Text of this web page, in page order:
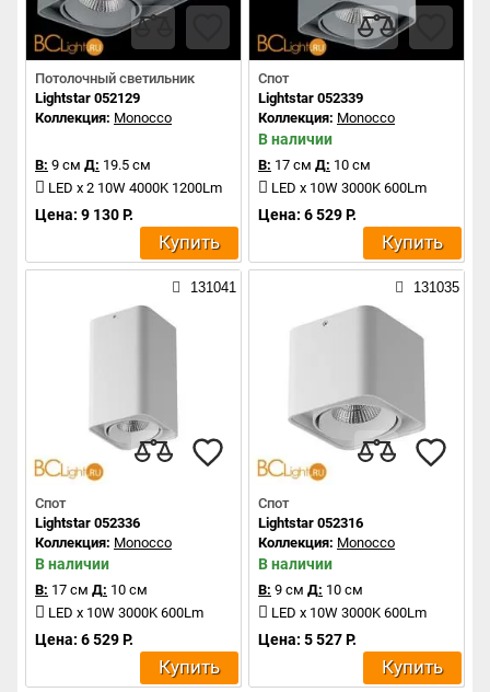
Потолочный светильник
Lightstar 052129
Коллекция: Monocco
В: 9 см Д: 19.5 см
LED x 2 10W 4000K 1200Lm
Цена: 9 130 Р.
Купить
Спот
Lightstar 052339
Коллекция: Monocco
В наличии
В: 17 см Д: 10 см
LED x 10W 3000K 600Lm
Цена: 6 529 Р.
Купить
131041
Спот
Lightstar 052336
Коллекция: Monocco
В наличии
В: 17 см Д: 10 см
LED x 10W 3000K 600Lm
Цена: 6 529 Р.
Купить
131035
Спот
Lightstar 052316
Коллекция: Monocco
В наличии
В: 9 см Д: 10 см
LED x 10W 3000K 600Lm
Цена: 5 527 Р.
Купить